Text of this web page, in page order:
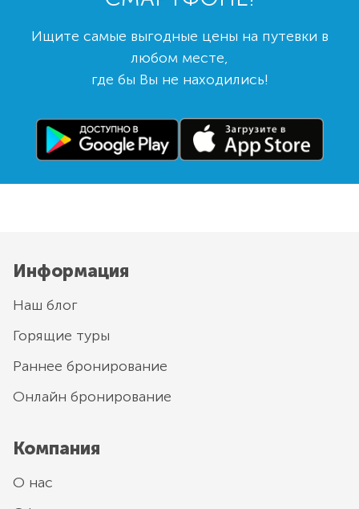
Ищите самые выгодные цены на путевки в
любом месте,
где бы Вы не находились!
Информация
Наш блог
Горящие туры
Раннее бронирование
Онлайн бронирование
Компания
О нас